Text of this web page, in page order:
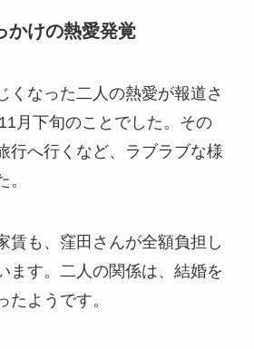
かけの熱愛発覚
くなった二人の熱愛が報道さ
月下旬のことでした。その
行へ行くなど、ラブラブな様
賃も、窪田さんが全額負担し
ます。二人の関係は、結婚を
たようです。